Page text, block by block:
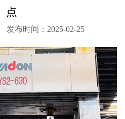
点
发布时间：2025-02-25